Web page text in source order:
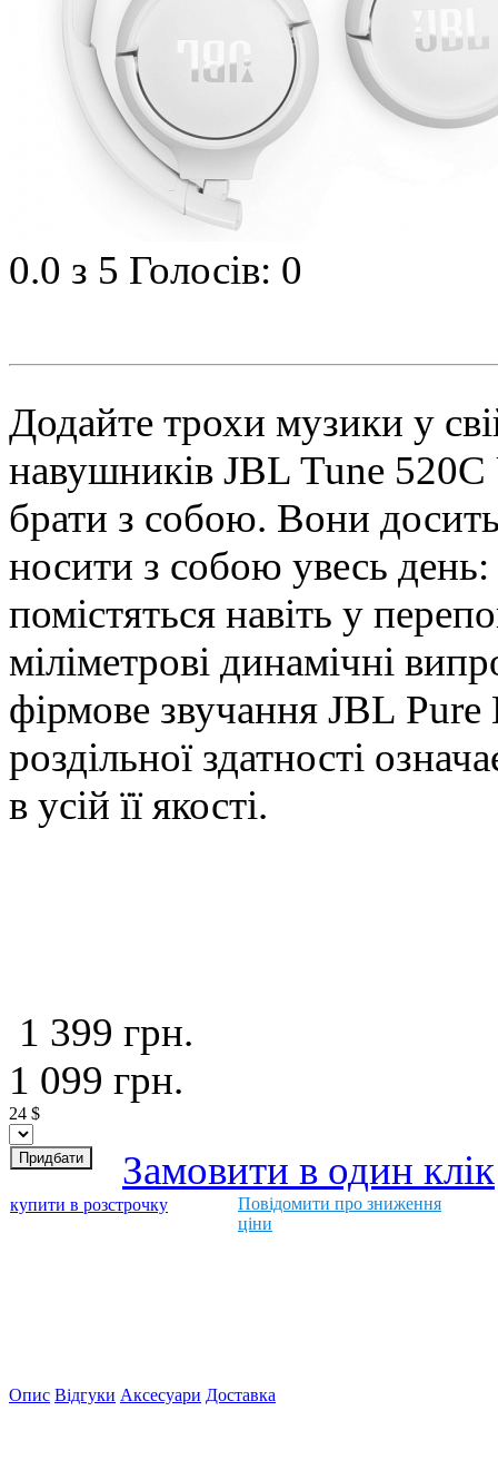
0.0 з 5 Голосів: 0
Додайте трохи музики у
навушників JBL Tune
брати з собою. Вони
носити з собою увесь
помістяться навіть у
міліметрові динамічні
фірмове звучання JBL Pure
роздільної здатності
в усій її якості.
1 399 грн.
1 099 грн.
24 $
Замовити в один клік
купити в розстрочку
Повідомити про зниження
ціни
Опис Відгуки Аксесуари Доставка